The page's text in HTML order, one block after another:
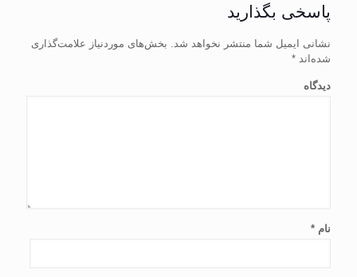
پاسخی بگذارید
نشانی ایمیل شما منتشر نخواهد شد. بخش‌های موردنیاز علامت‌گذاری
شده‌اند *
دیدگاه
نام *